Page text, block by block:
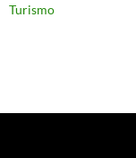
Turismo